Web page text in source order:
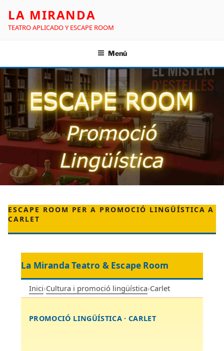
LA MIRANDA
TEATRO APLICADO Y ESCAPE ROOM
Menú
ESCAPE ROOM PER A PROMOCIÓ LINGÜÍSTICA A
CARLET
La Miranda Teatro & Escape Room
Inici›Cultura i promoció lingüística›Carlet
PROMOCIÓ LINGÜÍSTICA · CARLET